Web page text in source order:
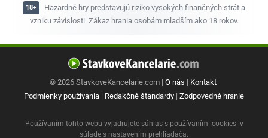
Hazardné hry predstavujú riziko vysokých finančných strát a
vzniku závislosti. Zákaz hrania osobám mladším ako 18 rokov.
© 2026 StavkoveKancelarie.com | O nás | Kontakt
Podmienky používania | Redakčné štandardy | Zodpovedné hranie
Používaním tohto webu vyjadrujete súhlas s používaním cookies v
súlade s nastavením prehliadača.